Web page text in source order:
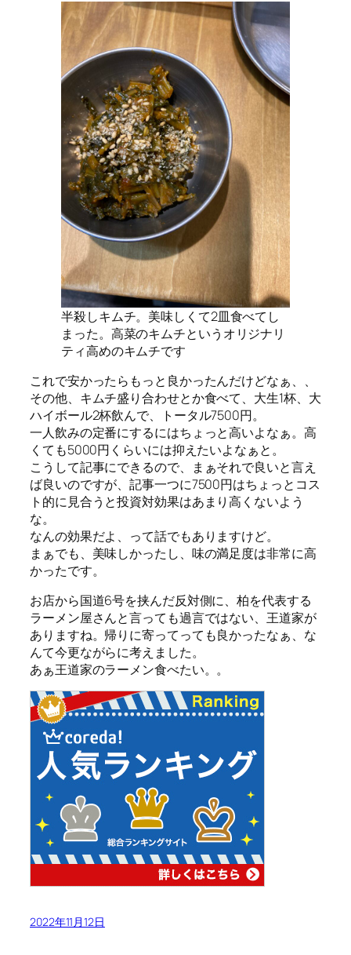
半殺しキムチ。美味しくて2皿食べてし
まった。高菜のキムチというオリジナリ
ティ高めのキムチです
これで安かったらもっと良かったんだけどなぁ、、
その他、キムチ盛り合わせとか食べて、大生1杯、大
ハイボール2杯飲んで、トータル7500円。
一人飲みの定番にするにはちょっと高いよなぁ。高
くても5000円くらいには抑えたいよなぁと。
こうして記事にできるので、まぁそれで良いと言え
ば良いのですが、記事一つに7500円はちょっとコス
ト的に見合うと投資対効果はあまり高くないよう
な。
なんの効果だよ、って話でもありますけど。
まぁでも、美味しかったし、味の満足度は非常に高
かったです。
お店から国道6号を挟んだ反対側に、柏を代表する
ラーメン屋さんと言っても過言ではない、王道家が
ありますね。帰りに寄ってっても良かったなぁ、な
んて今更ながらに考えました。
あぁ王道家のラーメン食べたい。。
2022年11月12日